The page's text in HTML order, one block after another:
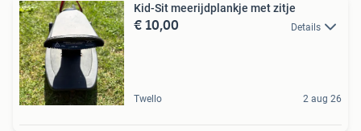
Kid-Sit meerijdplankje met zitje
€ 10,00 Details
Twello 2 aug 26